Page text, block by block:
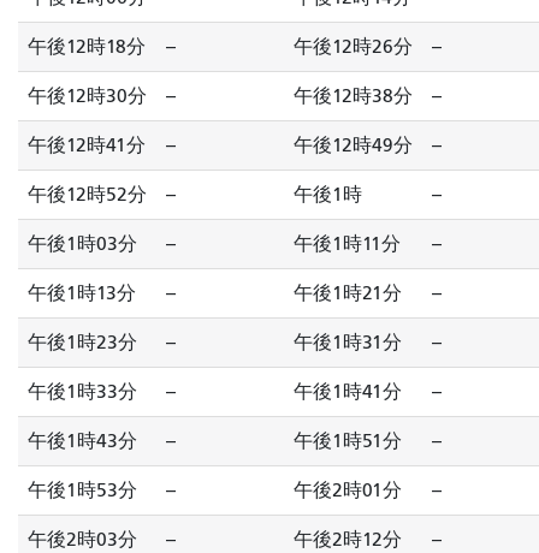
午後12時18分 -- 午後12時26分 --
午後12時30分 -- 午後12時38分 --
午後12時41分 -- 午後12時49分 --
午後12時52分 -- 午後1時 --
午後1時03分 -- 午後1時11分 --
午後1時13分 -- 午後1時21分 --
午後1時23分 -- 午後1時31分 --
午後1時33分 -- 午後1時41分 --
午後1時43分 -- 午後1時51分 --
午後1時53分 -- 午後2時01分 --
午後2時03分 -- 午後2時12分 --